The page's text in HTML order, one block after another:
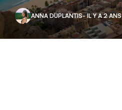
ANNA DUPLANTIS- IL Y A 2 ANS